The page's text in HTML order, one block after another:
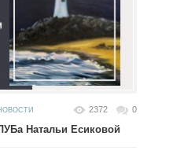
2372 0
Натальи Есиковой